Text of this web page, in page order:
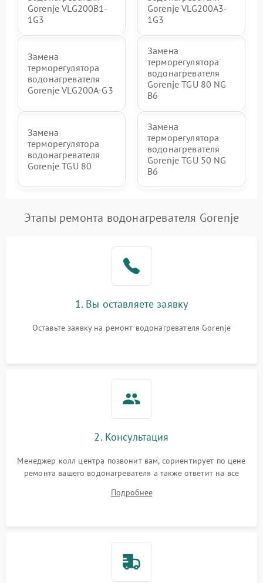
Gorenje VLG200B1-
1G3
Gorenje VLG200A3-
1G3
Замена
терморегулятора
водонагревателя
Gorenje VLG200A-G3
Замена
терморегулятора
водонагревателя
Gorenje TGU 80 NG
B6
Замена
терморегулятора
водонагревателя
Gorenje TGU 80
Замена
терморегулятора
водонагревателя
Gorenje TGU 50 NG
B6
Этапы ремонта водонагревателя Gorenje
1. Вы оставляете заявку
Оставьте заявку на ремонт водонагревателя Gorenje
2. Консультация
Менеджер колл центра позвонит вам, сориентирует по цене
ремонта вашего водонагревателя а также ответит на все
Подробнее